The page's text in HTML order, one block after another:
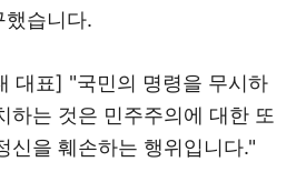
했습니다.
대표] "국민의 명령을 무시하
하는 것은 민주주의에 대한 또
신을 훼손하는 행위입니다."